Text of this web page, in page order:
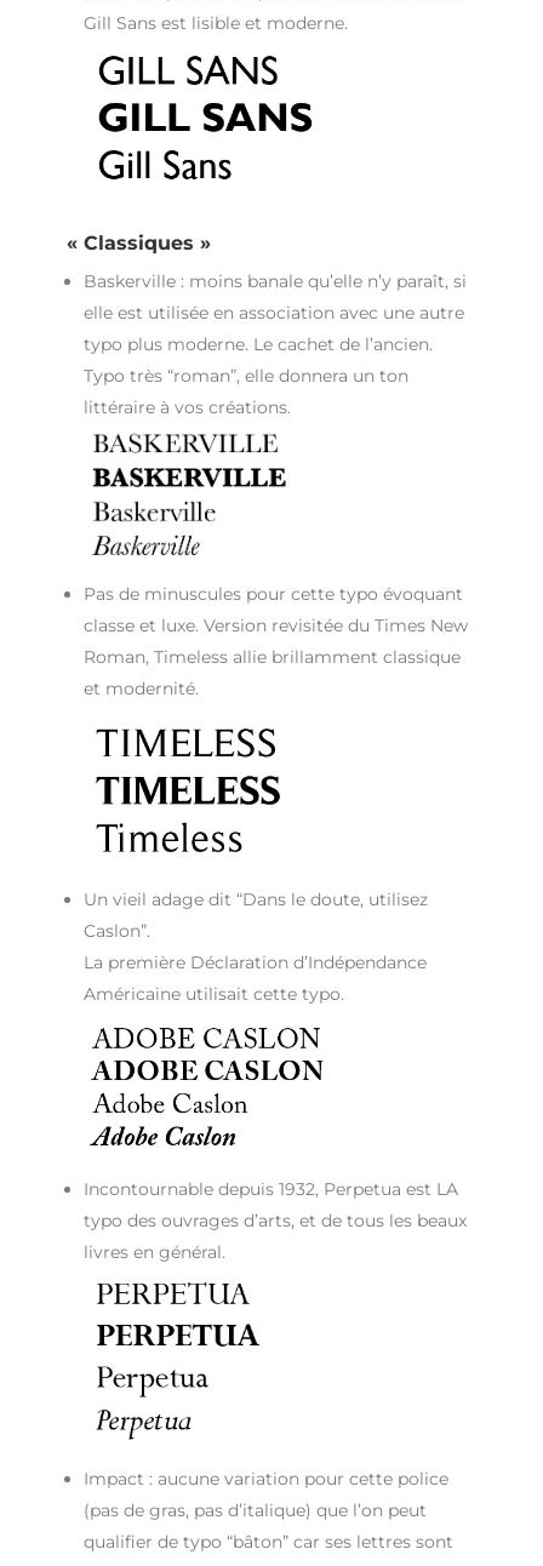
Gill Sans est lisible et moderne.
« Classiques »
Baskerville : moins banale qu’elle n’y paraît, si
elle est utilisée en association avec une autre
typo plus moderne. Le cachet de l’ancien.
Typo très “roman”, elle donnera un ton
littéraire à vos créations.
Pas de minuscules pour cette typo évoquant
classe et luxe. Version revisitée du Times New
Roman, Timeless allie brillamment classique
et modernité.
Un vieil adage dit “Dans le doute, utilisez
Caslon”.
La première Déclaration d’Indépendance
Américaine utilisait cette typo.
Incontournable depuis 1932, Perpetua est LA
typo des ouvrages d’arts, et de tous les beaux
livres en général.
Impact : aucune variation pour cette police
(pas de gras, pas d’italique) que l’on peut
qualifier de typo “bâton” car ses lettres sont